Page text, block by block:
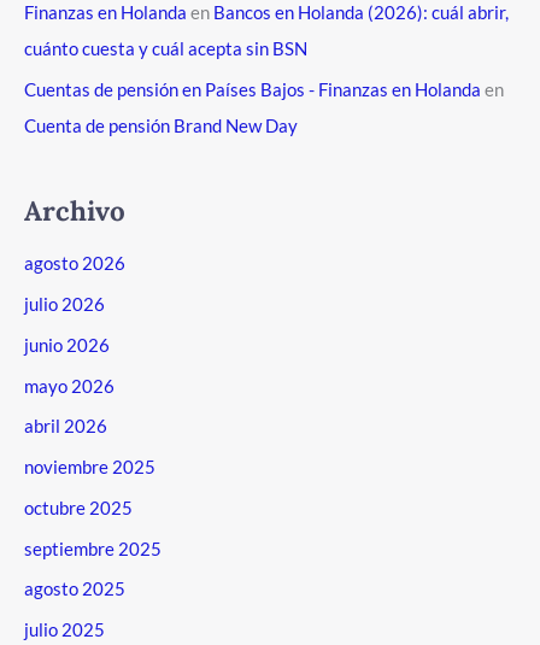
Finanzas en Holanda en Bancos en Holanda (2026): cuál abrir,
cuánto cuesta y cuál acepta sin BSN
Cuentas de pensión en Países Bajos - Finanzas en Holanda en
Cuenta de pensión Brand New Day
Archivo
agosto 2026
julio 2026
junio 2026
mayo 2026
abril 2026
noviembre 2025
octubre 2025
septiembre 2025
agosto 2025
julio 2025